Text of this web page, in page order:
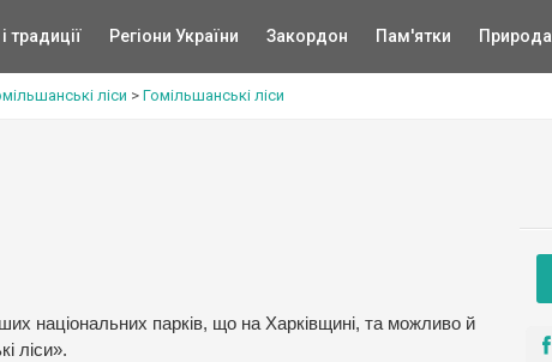
і традиції Регіони України Закордон Пам'ятки Природа
ліси > Гомільшанські ліси
національних парків, що на Харківщині, та можливо й
ліси».